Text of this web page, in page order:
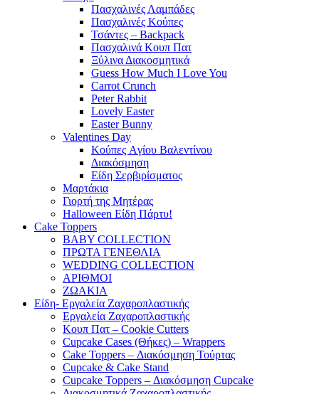
Πασχαλινές Λαμπάδες
Πασχαλινές Κούπες
Τσάντες – Backpack
Πασχαλινά Κουπ Πατ
Ξύλινα Διακοσμητικά
Guess How Much I Love You
Carrot Crunch
Peter Rabbit
Lovely Easter
Easter Bunny
Valentines Day
Κούπες Aγίου Βαλεντίνου
Διακόσμηση
Είδη Σερβιρίσματος
Μαρτάκια
Γιορτή της Μητέρας
Halloween Είδη Πάρτυ!
Cake Toppers
BABY COLLECTION
ΠΡΩΤΑ ΓΕΝΕΘΛΙΑ
WEDDING COLLECTION
ΑΡΙΘΜΟΙ
ΖΩΑΚΙΑ
Είδη- Εργαλεία Ζαχαροπλαστικής
Εργαλεία Ζαχαροπλαστικής
Κουπ Πατ – Cookie Cutters
Cupcake Cases (Θήκες) – Wrappers
Cake Toppers – Διακόσμηση Τούρτας
Cupcake & Cake Stand
Cupcake Toppers – Διακόσμηση Cupcake